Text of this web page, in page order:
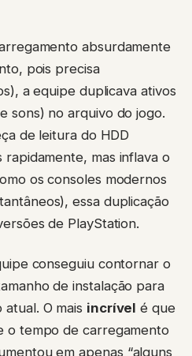
absurdamente
pois precisa
a equipe duplicava ativos
sons) no arquivo do jogo.
de leitura do HDD
rapidamente, mas inflava o
os consoles modernos
essa duplicação
de PlayStation.
conseguiu contornar o
de instalação para
O mais incrível é que
o tempo de carregamento
em apenas “alguns